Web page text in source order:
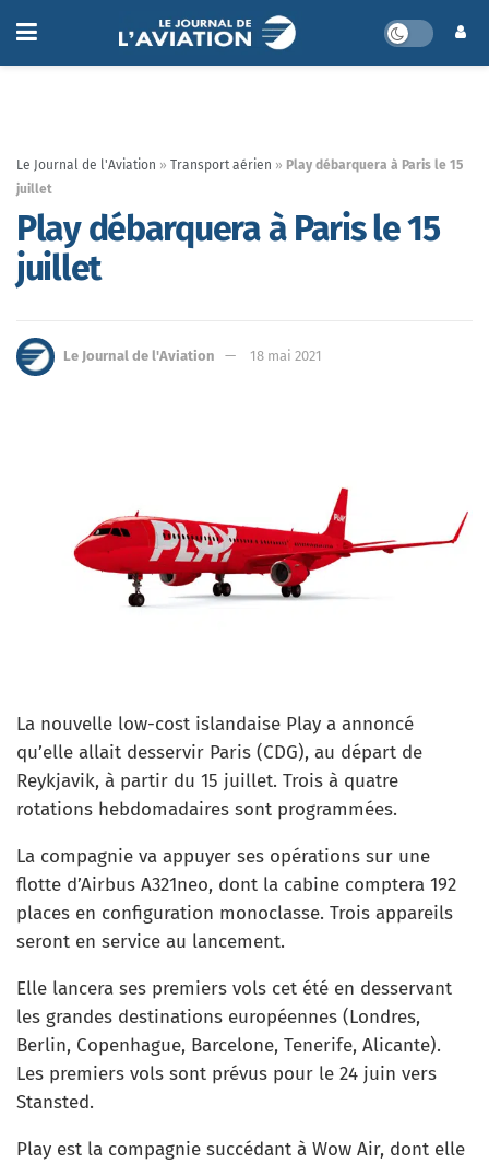
Le Journal de l'Aviation » Transport aérien » Play débarquera à Paris le 15
juillet
Play débarquera à Paris le 15
juillet
Le Journal de l'Aviation 18 mai 2021
La nouvelle low-cost islandaise Play a annoncé
qu’elle allait desservir Paris (CDG), au départ de
Reykjavik, à partir du 15 juillet. Trois à quatre
rotations hebdomadaires sont programmées.
La compagnie va appuyer ses opérations sur une
flotte d’Airbus A321neo, dont la cabine comptera 192
places en configuration monoclasse. Trois appareils
seront en service au lancement.
Elle lancera ses premiers vols cet été en desservant
les grandes destinations européennes (Londres,
Berlin, Copenhague, Barcelone, Tenerife, Alicante).
Les premiers vols sont prévus pour le 24 juin vers
Stansted.
Play est la compagnie succédant à Wow Air, dont elle